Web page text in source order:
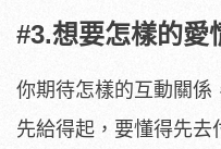
#3.想要怎樣的愛
你期待怎樣的互動關係
先給得起，要懂得先去